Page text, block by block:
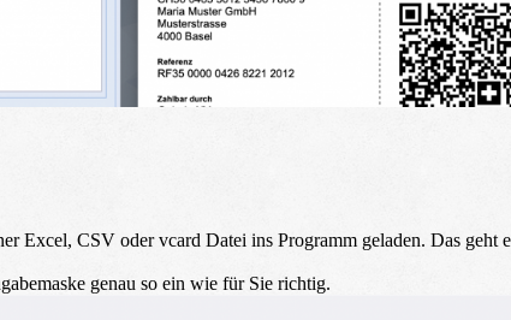
Excel, CSV oder vcard Datei ins Programm geladen. Das
genau so ein wie für Sie richtig.